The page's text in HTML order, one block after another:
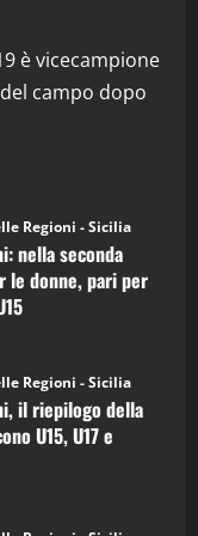
26^ Puntata
è vicecampione
campo dopo
Regioni - Sicilia
nella seconda
donne, pari per
Regioni - Sicilia
il riepilogo della
U15, U17 e